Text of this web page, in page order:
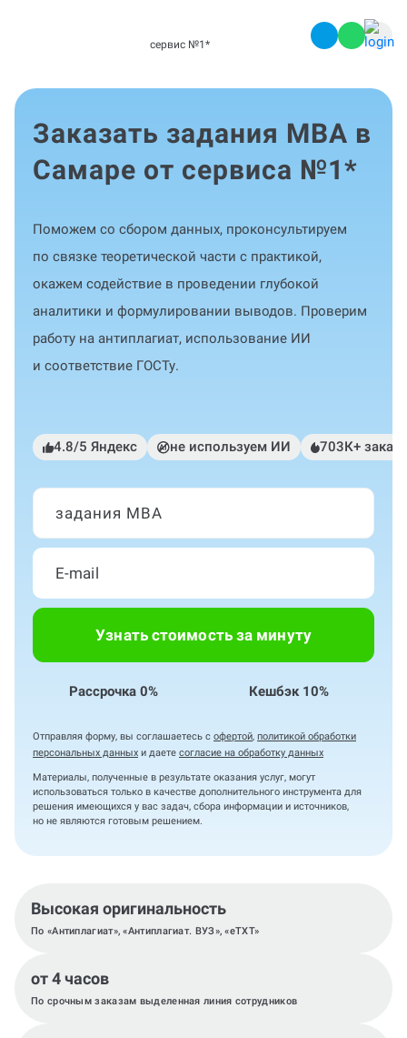
сервис №1 *
Заказать задания MBA в
Самаре от сервиса №1*
Поможем со сбором данных, проконсультируем
по связке теоретической части с практикой,
окажем содействие в проведении глубокой
аналитики и формулировании выводов. Проверим
работу на антиплагиат, использование ИИ
и соответствие ГОСТу.
4.8/5 Яндекс не используем ИИ 703К+
задания MBA
Узнать стоимость за минуту
Рассрочка 0% Кешбэк 10%
Отправляя форму, вы соглашаетесь с офертой, политикой обработки
персональных данных и даете согласие на обработку данных
Материалы, полученные в результате оказания услуг, могут
использоваться только в качестве дополнительного инструмента для
решения имеющихся у вас задач, сбора информации и источников,
но не являются готовым решением.
Высокая оригинальность
По «Антиплагиат», «Антиплагиат. ВУЗ», «eTXT»
от 4 часов
По срочным заказам выделенная линия сотрудников